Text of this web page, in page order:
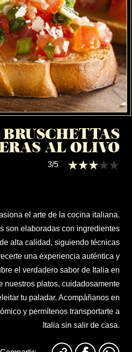
BRUSCHETTAS
AL OLIVO
3/5
el arte de la cocina italiana.
son elaboradas con ingredientes
alta calidad, siguiendo técnicas
una experiencia auténtica y
el verdadero sabor de Italia en
nuestros platos, cuidadosamente
tu paladar. Acompáñanos en
y permítenos transportarte a
Italia sin salir de casa.